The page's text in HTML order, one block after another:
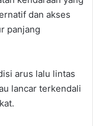
dan akses
panjang
arus lalu lintas
lancar terkendali